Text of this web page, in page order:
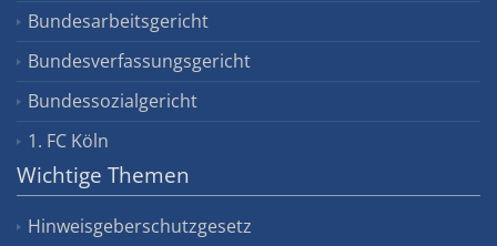
Bundesarbeitsgericht
Bundesverfassungsgericht
Bundessozialgericht
1. FC Köln
Wichtige Themen
Hinweisgeberschutzgesetz